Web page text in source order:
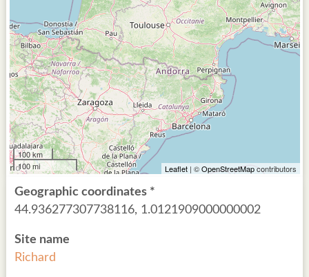
100 km
100 mi
Leaflet| ©OpenStreetMapcontributors
Geographic coordinates *
44.936277307738116, 1.0121909000000002
Site name
Richard